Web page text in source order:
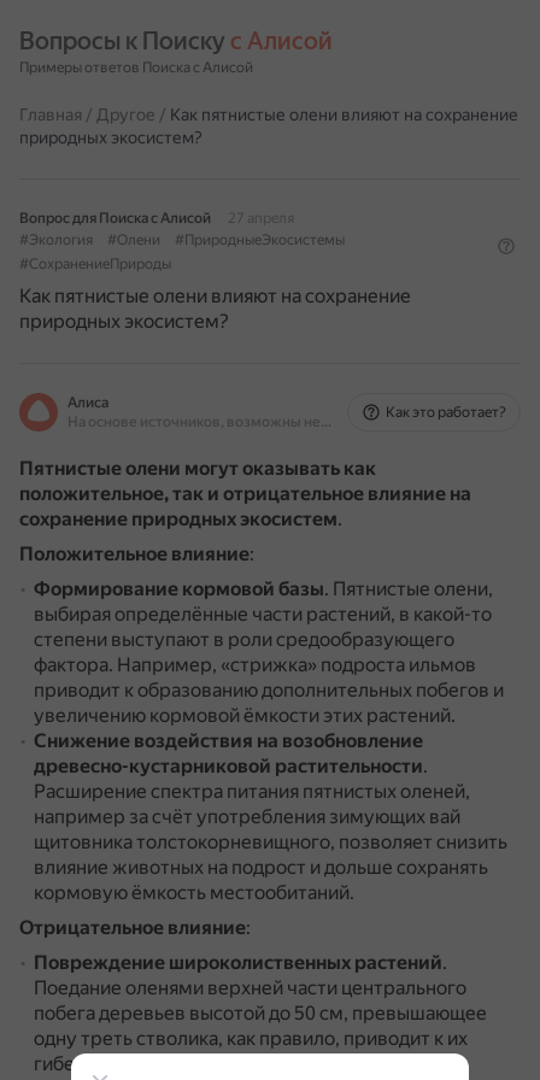
Вопросы к Поиску с Алисой
Примеры ответов Поиска с Алисой
Главная / Другое / Как пятнистые олени влияют на сохранение
природных экосистем?
Вопрос для Поиска с Алисой
27 апреля
#Экология
#Олени
#ПриродныеЭкосистемы
#СохранениеПрироды
Как пятнистые олени влияют на сохранение
природных экосистем?
Алиса
На основе источников, возможны неточности
Как это работает?
Пятнистые олени могут оказывать как
положительное, так и отрицательное влияние на
сохранение природных экосистем.
Положительное влияние:
Формирование кормовой базы. Пятнистые олени,
выбирая определённые части растений, в какой-то
степени выступают в роли средообразующего
фактора. Например, «стрижка» подроста ильмов
приводит к образованию дополнительных побегов и
увеличению кормовой ёмкости этих растений.
Снижение воздействия на возобновление
древесно-кустарниковой растительности.
Расширение спектра питания пятнистых оленей,
например за счёт употребления зимующих вай
щитовника толстокорневищного, позволяет снизить
влияние животных на подрост и дольше сохранять
кормовую ёмкость местообитаний.
Отрицательное влияние:
Повреждение широколиственных растений.
Поедание оленями верхней части центрального
побега деревьев высотой до 50 см, превышающее
одну треть стволика, как правило, приводит к их
гибели.